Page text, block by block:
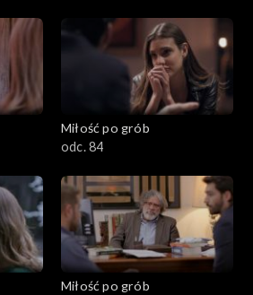
Miłość po grób
odc. 84
Miłość po grób